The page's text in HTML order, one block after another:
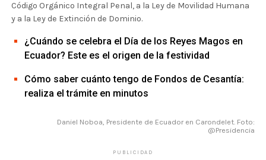
Código Orgánico Integral Penal, a la Ley de Movilidad Humana
y a la Ley de Extinción de Dominio.
¿Cuándo se celebra el Día de los Reyes Magos en
Ecuador? Este es el origen de la festividad
Cómo saber cuánto tengo de Fondos de Cesantía:
realiza el trámite en minutos
Daniel Noboa, Presidente de Ecuador en Carondelet. Foto:
@Presidencia
PUBLICIDAD